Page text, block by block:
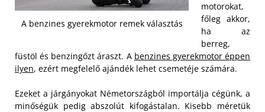
A benzines gyerekmotor remek választás
motorokat,
főleg akkor,
ha az
berreg,
füstöl és benzingőzt áraszt. A benzines gyerekmotor éppen
ilyen, ezért megfelelő ajándék lehet csemetéje számára.
Ezeket a járgányokat Németországból importálja cégünk, a
minőségük pedig abszolút kifogástalan. Kisebb méretük